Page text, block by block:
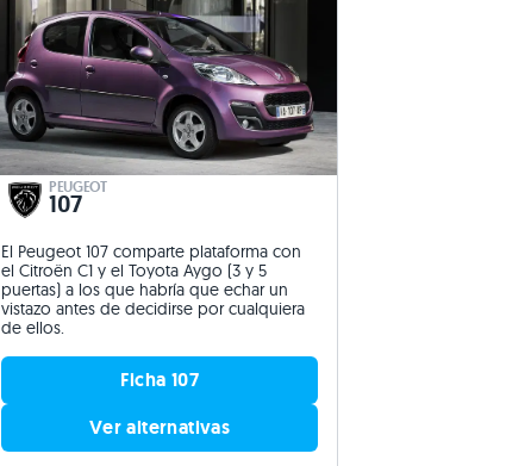
PEUGEOT
107
El Peugeot 107 comparte plataforma con
el Citroën C1 y el Toyota Aygo (3 y 5
puertas) a los que habría que echar un
vistazo antes de decidirse por cualquiera
de ellos.
Ficha 107
Ver alternativas